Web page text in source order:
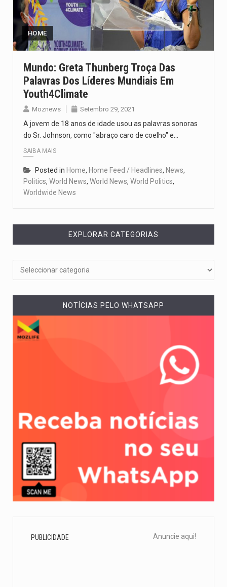
O pagamento marca o desfecho de um dos processos mais…
O programa, cuja implementação está prevista entre abril de 2026…
HOME
Mundo: Greta Thunberg Troça Das
Palavras Dos Líderes Mundiais Em
Youth4Climate
Moznews Setembro 29, 2021
A jovem de 18 anos de idade usou as palavras sonoras
do Sr. Johnson, como "abraço caro de coelho" e…
SAIBA MAIS
Posted in Home, Home Feed / Headlines, News,
Politics, World News, World News, World Politics,
Worldwide News
EXPLORAR CATEGORIAS
NOTÍCIAS PELO WHATSAPP
PUBLICIDADE Anuncie aqui!